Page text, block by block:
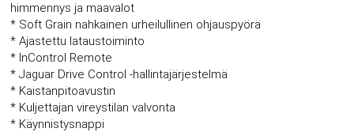
himmennys ja maavalot
* Soft Grain nahkainen urheilullinen ohjauspyörä
* Ajastettu lataustoiminto
* InControl Remote
* Jaguar Drive Control -hallintajärjestelmä
* Kaistanpitoavustin
* Kuljettajan vireystilan valvonta
* Käynnistysnappi